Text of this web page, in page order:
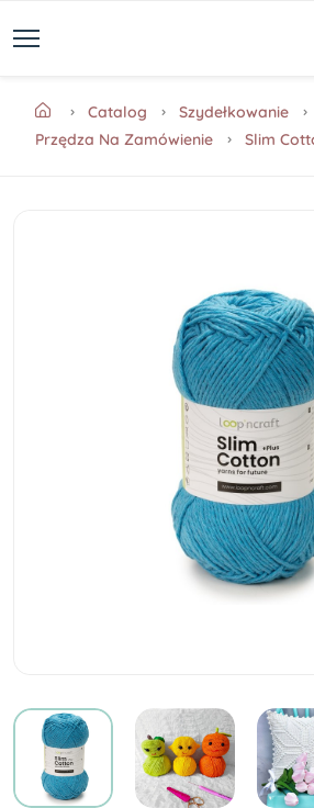
Catalog Szydełkowanie
Przędza Na Zamówienie
Slim